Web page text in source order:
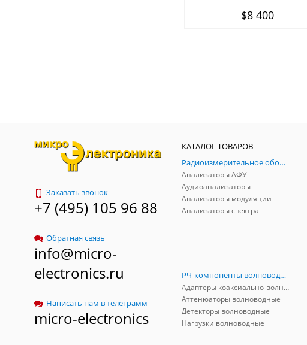
$8 400
Заказать звонок
+7 (495) 105 96 88
Обратная связь
info@micro-
electronics.ru
Написать нам в телеграмм
micro-electronics
КАТАЛОГ ТОВАРОВ
Радиоизмерительное оборудование
Анализаторы АФУ
Аудиоанализаторы
Анализаторы модуляции
Анализаторы спектра
РЧ-компоненты волноводные
Адаптеры коаксиально-волноводные
Аттенюаторы волноводные
Детекторы волноводные
Нагрузки волноводные